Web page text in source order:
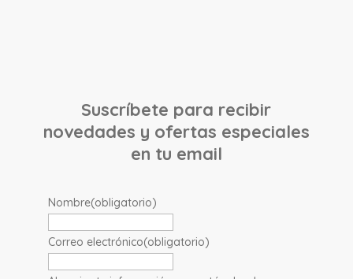
Suscríbete para recibir
novedades y ofertas especiales
en tu email
Nombre(obligatorio)
Correo electrónico(obligatorio)